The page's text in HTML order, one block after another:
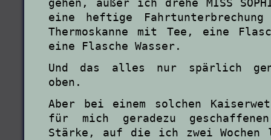
gehen, außer ich drehe MISS
eine heftige
Thermoskanne mit Tee, eine
eine Flasche Wasser.
Und das alles nur spärlich
oben.
Aber bei einem solchen
für mich geradezu
Stärke, auf die ich zwei Wochen